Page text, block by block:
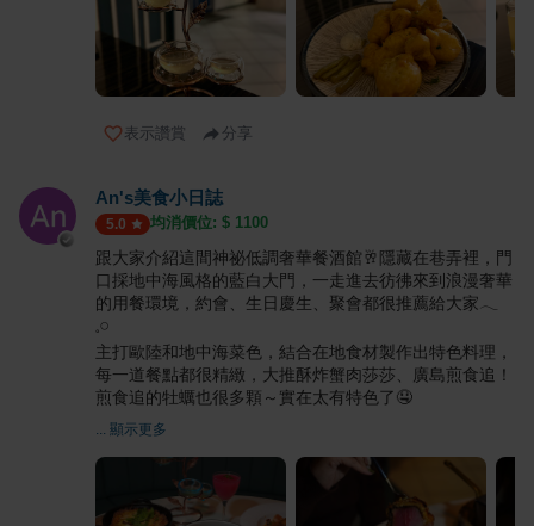
表示讚賞 分享
An's美食小日誌
5.0 均消價位: $ 1100
跟大家介紹這間神祕低調奢華餐酒館🥂隱藏在巷弄裡，門
口採地中海風格的藍白大門，一走進去彷彿來到浪漫奢華
的用餐環境，約會、生日慶生、聚會都很推薦給大家𓂃
𓈒𓏸
主打歐陸和地中海菜色，結合在地食材製作出特色料理，
每一道餐點都很精緻，大推酥炸蟹肉莎莎、廣島煎食追！
煎食追的牡蠣也很多顆～實在太有特色了🤤
... 顯示更多